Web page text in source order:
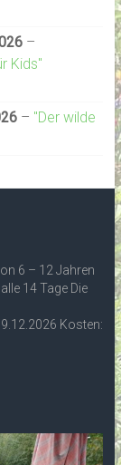
–
Kids"
– "Der wilde
6 – 12 Jahren
14 Tage Die
Kosten: